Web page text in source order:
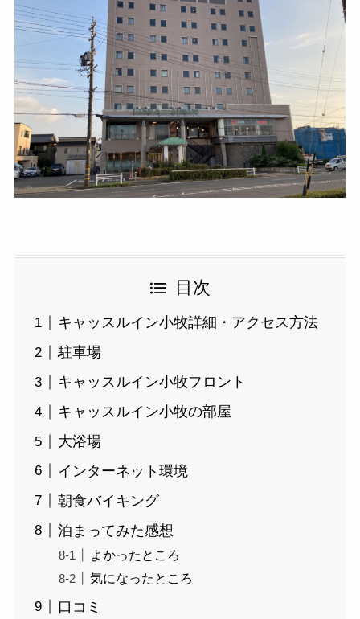
目次
キャッスルイン小牧詳細・アクセス方法
駐車場
キャッスルイン小牧フロント
キャッスルイン小牧の部屋
大浴場
インターネット環境
朝食バイキング
泊まってみた感想
よかったところ
気になったところ
口コミ